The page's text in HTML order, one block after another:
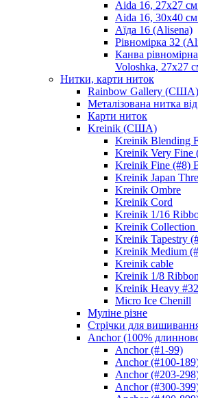
Aida 16, 27х27
Aida 16, 30х40
Аїда 16 (Alisena)
Рівномірка 32
Канва
Voloshka, 27х27
Нитки, карти ниток
Rainbow Gallery (США)
Металізована нитка
Карти ниток
Kreinik (США)
Kreinik Blending
Kreinik Very Fine
Kreinik Fine (#8)
Kreinik Japan
Kreinik Ombre
Kreinik Cord
Kreinik 1/16
Kreinik
Kreinik Tapestry
Kreinik Medium
Kreinik cable
Kreinik 1/8 Ribbon
Kreinik Heavy
Micro Ice Chenill
Муліне різне
Стрічки для
Anchor (100%
Anchor (#1-99)
Anchor (#100-
Anchor (#203-
Anchor (#300-